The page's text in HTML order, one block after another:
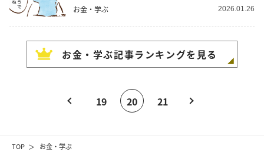
TOP お金・学ぶ
お金・学ぶ 2026.01.26
お金・学ぶ記事ランキングを見る
19 20 21